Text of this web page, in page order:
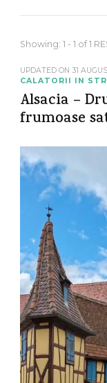
Showing: 1 - 1 of 1
UPDATED ON 31
CALATORII IN
Alsacia –
frumoase